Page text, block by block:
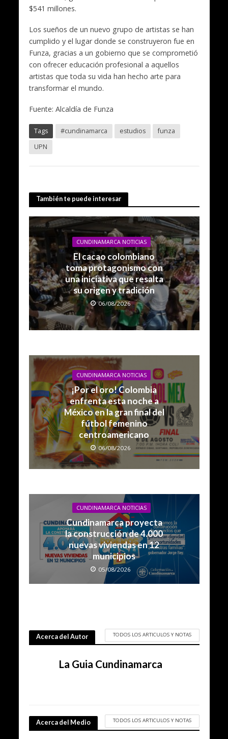
$541 millones.
Los sueños de un nuevo grupo de artistas se han
cumplido y el lugar donde se construyeron fue en
Funza, gracias a un gobierno que se comprometió
con ofrecer educación profesional a aquellos
artistas que toda su vida han hecho arte para
transformar el mundo.
Fuente: Alcaldía de Funza
Tags #cundinamarca estudios
funza
UPN
También te puede interesar
CUNDINAMARCA NOTICIAS
El cacao colombiano
toma protagonismo con
una iniciativa que resalta
su origen y tradición
06/08/2026
CUNDINAMARCA NOTICIAS
¡Por el oro! Colombia
enfrenta esta noche a
México en la gran final del
fútbol femenino
centroamericano
06/08/2026
CUNDINAMARCA NOTICIAS
Cundinamarca proyecta
la construcción de 4.000
nuevas viviendas en 12
municipios
05/08/2026
Acerca del Autor TODOS LOS ARTICULOS Y NOTAS
La Guia Cundinamarca
Acerca del Medio TODOS LOS ARTICULOS Y NOTAS